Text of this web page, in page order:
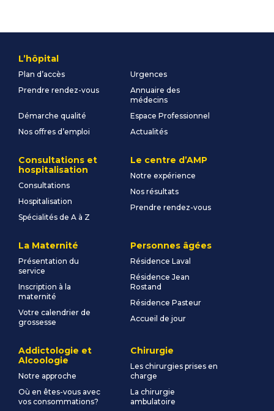
L’hôpital
Plan d’accès
Urgences
Prendre rendez-vous
Annuaire des
médecins
Démarche qualité
Espace Professionnel
Nos offres d’emploi
Actualités
Consultations et
hospitalisation
Consultations
Hospitalisation
Spécialités de A à Z
Le centre d’AMP
Notre expérience
Nos résultats
Prendre rendez-vous
La Maternité
Présentation du
service
Inscription à la
maternité
Votre calendrier de
grossesse
Personnes âgées
Résidence Laval
Résidence Jean
Rostand
Résidence Pasteur
Accueil de jour
Addictologie et
Alcoologie
Notre approche
Où en êtes-vous avec
vos consommations?
Chirurgie
Les chirurgies prises en
charge
La chirurgie
ambulatoire